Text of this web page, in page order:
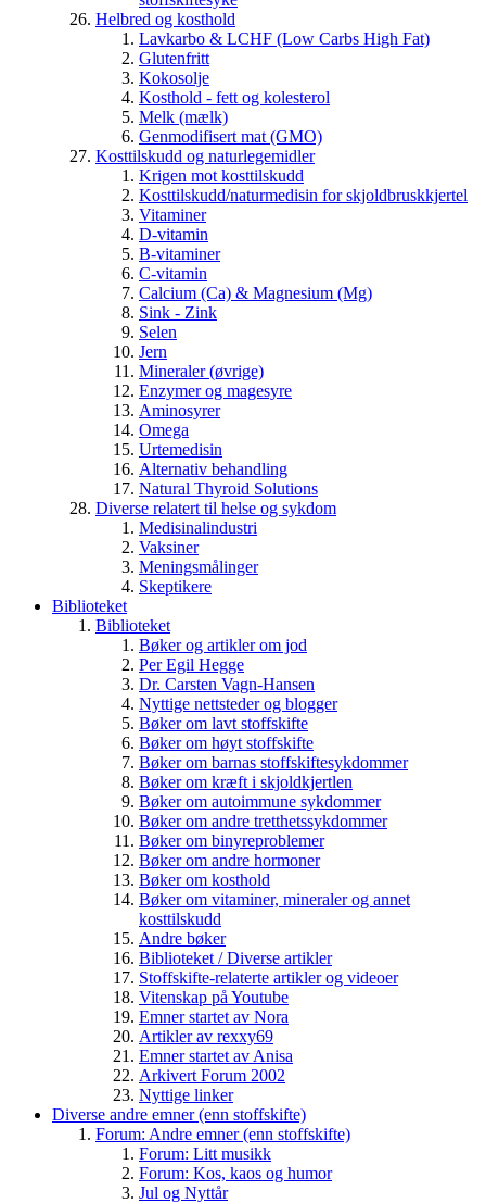
Helbred og kosthold
Lavkarbo & LCHF (Low Carbs High Fat)
Glutenfritt
Kokosolje
Kosthold - fett og kolesterol
Melk (mælk)
Genmodifisert mat (GMO)
Kosttilskudd og naturlegemidler
Krigen mot kosttilskudd
Kosttilskudd/naturmedisin for skjoldbruskkjertel
Vitaminer
D-vitamin
B-vitaminer
C-vitamin
Calcium (Ca) & Magnesium (Mg)
Sink - Zink
Selen
Jern
Mineraler (øvrige)
Enzymer og magesyre
Aminosyrer
Omega
Urtemedisin
Alternativ behandling
Natural Thyroid Solutions
Diverse relatert til helse og sykdom
Medisinalindustri
Vaksiner
Meningsmålinger
Skeptikere
Biblioteket
Biblioteket
Bøker og artikler om jod
Per Egil Hegge
Dr. Carsten Vagn-Hansen
Nyttige nettsteder og blogger
Bøker om lavt stoffskifte
Bøker om høyt stoffskifte
Bøker om barnas stoffskiftesykdommer
Bøker om kræft i skjoldkjertlen
Bøker om autoimmune sykdommer
Bøker om andre tretthetssykdommer
Bøker om binyreproblemer
Bøker om andre hormoner
Bøker om kosthold
Bøker om vitaminer, mineraler og annet
kosttilskudd
Andre bøker
Biblioteket / Diverse artikler
Stoffskifte-relaterte artikler og videoer
Vitenskap på Youtube
Emner startet av Nora
Artikler av rexxy69
Emner startet av Anisa
Arkivert Forum 2002
Nyttige linker
Diverse andre emner (enn stoffskifte)
Forum: Andre emner (enn stoffskifte)
Forum: Litt musikk
Forum: Kos, kaos og humor
Jul og Nyttår